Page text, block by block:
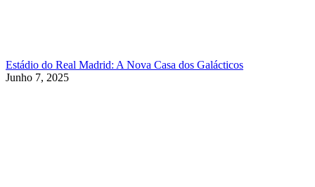
Estádio do Real Madrid: A Nova Casa dos Galácticos
Junho 7, 2025